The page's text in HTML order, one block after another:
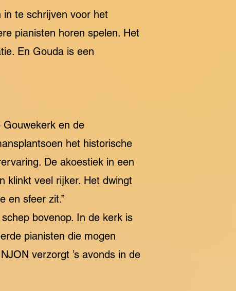
in te schrijven voor het
pianisten horen spelen. Het
En Gouda is een
en de
het historische
De akoestiek in een
klinkt veel rijker. Het dwingt
en sfeer zit.”
bovenop. In de kerk is
pianisten die mogen
verzorgt ’s avonds in de